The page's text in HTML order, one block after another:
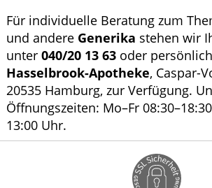
Für individuelle Beratung zum
und andere Generika stehen wir
unter 040/20 13 63 oder
Hasselbrook-Apotheke, Caspar-
20535 Hamburg, zur Verfügung.
Öffnungszeiten: Mo–Fr
13:00 Uhr.